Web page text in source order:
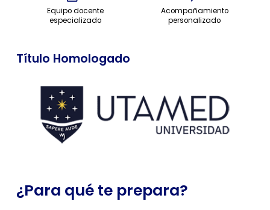
Equipo docente
especializado
Acompañamiento
personalizado
Título Homologado
¿Para qué te prepara?